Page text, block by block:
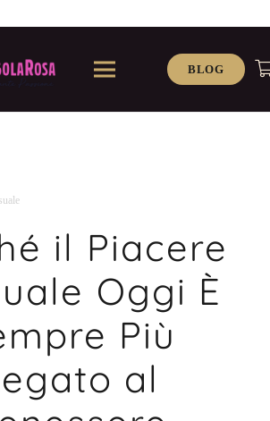
BLOG
il Piacere
Oggi È
Più
al